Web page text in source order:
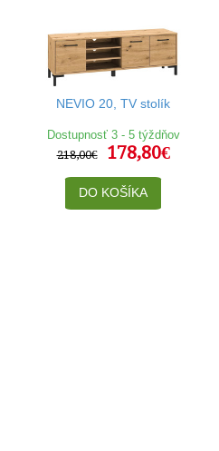
NEVIO 20, TV stolík
Dostupnosť 3 - 5 týždňov
218,00€
178,80€
DO KOŠÍKA